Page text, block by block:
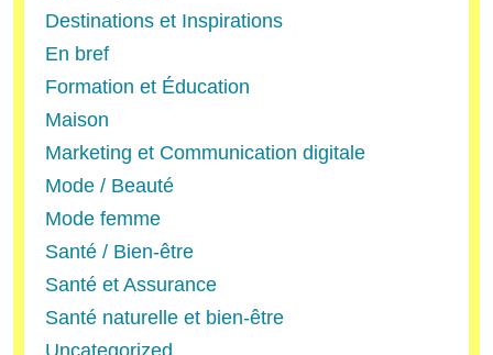
Destinations et Inspirations
En bref
Formation et Éducation
Maison
Marketing et Communication digitale
Mode / Beauté
Mode femme
Santé / Bien-être
Santé et Assurance
Santé naturelle et bien-être
Uncategorized